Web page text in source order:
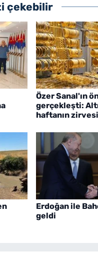
çekebilir
Özer Sanal'ın
gerçekleşti:
haftanın
Erdoğan ile
geldi